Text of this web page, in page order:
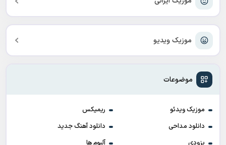
موزیک ویدیو
موضوعات
موزیک ویدئو
ریمیکس
دانلود مداحی
دانلود آهنگ جدید